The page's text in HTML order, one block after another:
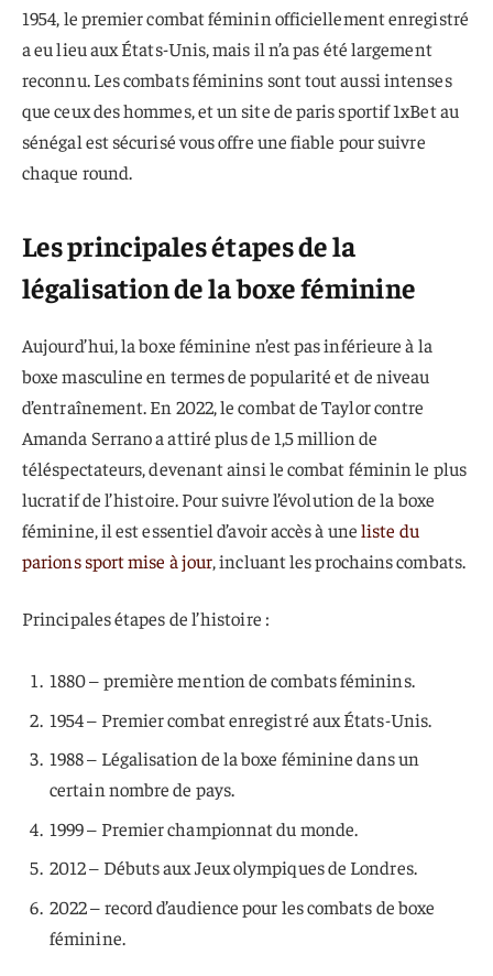
1954, le premier combat féminin officiellement enregistré
a eu lieu aux États-Unis, mais il n’a pas été largement
reconnu. Les combats féminins sont tout aussi intenses
que ceux des hommes, et un site de paris sportif 1xBet au
sénégal est sécurisé vous offre une fiable pour suivre
chaque round.
Les principales étapes de la
légalisation de la boxe féminine
Aujourd’hui, la boxe féminine n’est pas inférieure à la
boxe masculine en termes de popularité et de niveau
d’entraînement. En 2022, le combat de Taylor contre
Amanda Serrano a attiré plus de 1,5 million de
téléspectateurs, devenant ainsi le combat féminin le plus
lucratif de l’histoire. Pour suivre l’évolution de la boxe
féminine, il est essentiel d’avoir accès à uneliste du
parions sport mise à jour, incluant les prochains combats.
Principales étapes de l’histoire :
1880 – première mention de combats féminins.
1954 – Premier combat enregistré aux États-Unis.
1988 – Légalisation de la boxe féminine dans un
certain nombre de pays.
1999 – Premier championnat du monde.
2012 – Débuts aux Jeux olympiques de Londres.
2022 – record d’audience pour les combats de boxe
féminine.